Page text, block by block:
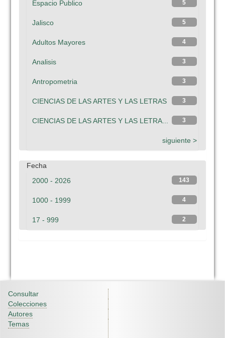
5
Espacio Publico
5
Jalisco
4
Adultos Mayores
3
Analisis
3
Antropometria
3
CIENCIAS DE LAS ARTES Y LAS LETRAS
3
CIENCIAS DE LAS ARTES Y LAS LETRA...
siguiente >
Fecha
143
2000 - 2026
4
1000 - 1999
2
17 - 999
Consultar
Colecciones
Autores
Temas